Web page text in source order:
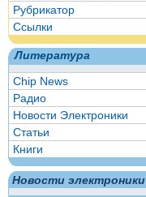
Рубрикатор
Ссылки
Литература
Chip News
Радио
Новости Электроники
Статьи
Книги
Новости электроники